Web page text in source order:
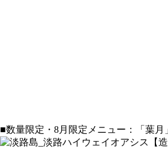
■数量限定・8月限定メニュー：「葉月
【